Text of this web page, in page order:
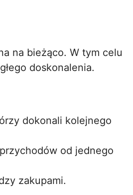
na bieżąco. W tym celu
doskonalenia.
dokonali kolejnego
od jednego
zakupami.